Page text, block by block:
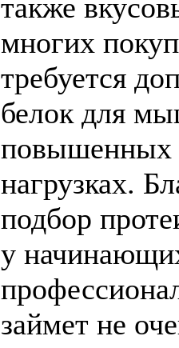
также
многих
требуется
белок для
повышенных
нагрузках.
подбор
у
займет не